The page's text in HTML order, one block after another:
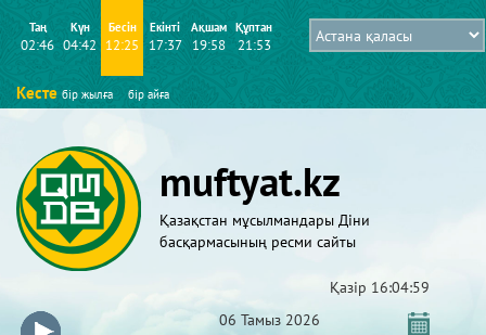
Таң
02:46
Күн
04:42
Бесін
12:25
Екінті
17:37
Ақшам
19:58
Құптан
21:53
Кесте бір жылға бір айға
muftyat.kz
Қазақстан мұсылмандары Діни
басқармасының ресми сайты
Қазір 16:04:59
06 Тамыз 2026